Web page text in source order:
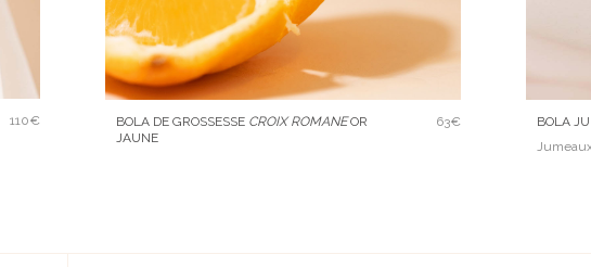
110€ BOLA DE GROSSESSE CROIX ROMANEOR
JAUNE
63€
BOLA